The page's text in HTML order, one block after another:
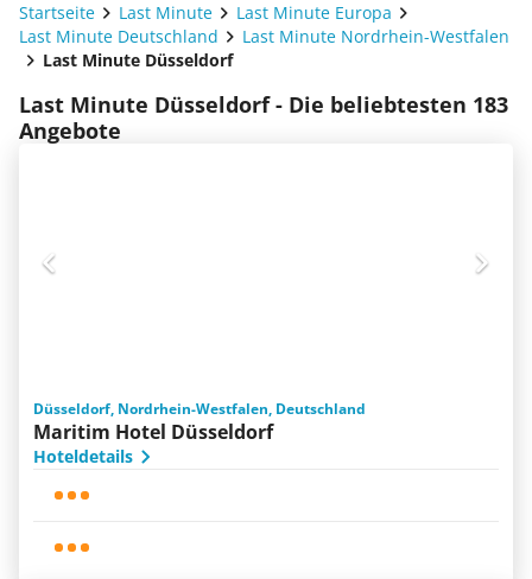
Startseite Last Minute
Last Minute Europa
Last Minute Deutschland
Last Minute Nordrhein-Westfalen
Last Minute Düsseldorf
Last Minute Düsseldorf - Die beliebtesten 183
Angebote
Düsseldorf, Nordrhein-Westfalen, Deutschland
Maritim Hotel Düsseldorf
Hoteldetails